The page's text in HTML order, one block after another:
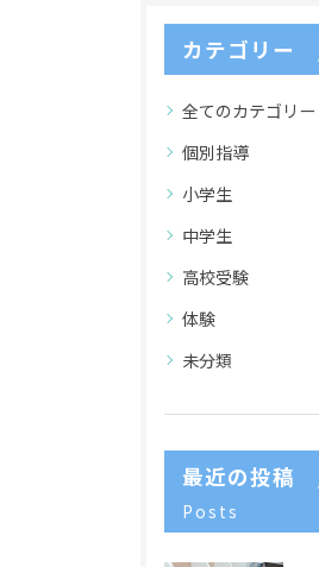
カテゴリー
全てのカテゴリー
個別指導
小学生
中学生
高校受験
体験
未分類
最近の投稿
Posts